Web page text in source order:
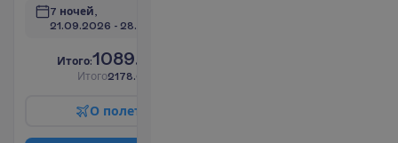
7 ночей,
21.09.2026 - 28.09.2026
Итого:1089.00
Итого2178.00
О полет